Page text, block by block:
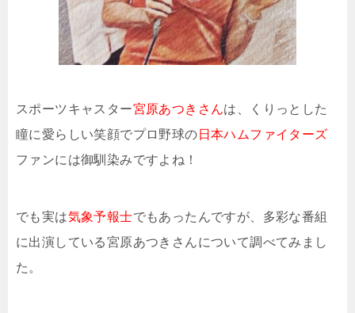
スポーツキャスター宮原あつきさんは、くりっとした
瞳に愛らしい笑顔でプロ野球の 日本ハムファイターズ
ファンには御馴染みですよね！
でも実は気象予報士でもあったんですが、多彩な番組
に出演している宮原あつきさんについて調べてみまし
た。